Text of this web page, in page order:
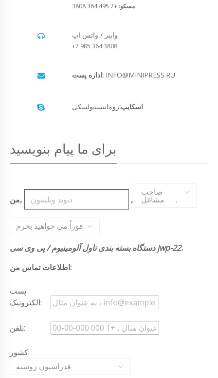
مسکو: +7 495 364 3808
وایبر / واتس اپ
+7 985 364 3808
اداره پست: INFO@MINIPRESS.RU
اسکایپ:رومانتسیبولسکی
برای ما پیام بنویسید
من, ,
صاحب
مشاغل ,
فوراً می خواهید بخرم
دستگاه بسته بندی تاول آلومینیوم / پی وی سی jwp-22.
اطلاعات تماس من:
پست
الکترونیک:
تلفن:
کشور:
فدراسیون روسیه